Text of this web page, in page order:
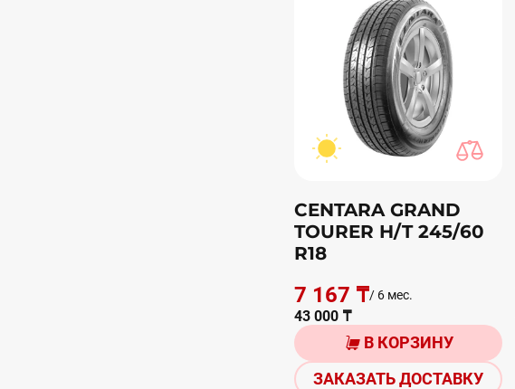
CENTARA GRAND
TOURER H/T 245/60
R18
7 167 ₸/ 6 мес.
43 000 ₸
В КОРЗИНУ
ЗАКАЗАТЬ ДОСТАВКУ